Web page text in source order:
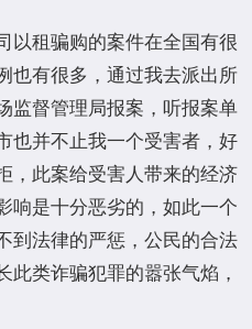
以租骗购的案件在全国有很
也有很多，通过我去派出所
监督管理局报案，听报案单
也并不止我一个受害者，好
，此案给受害人带来的经济
响是十分恶劣的，如此一个
到法律的严惩，公民的合法
类诈骗犯罪的嚣张气焰，